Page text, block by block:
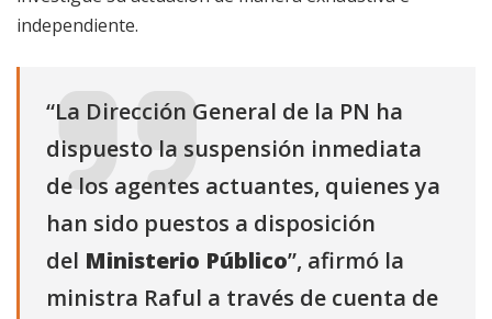
independiente.
“La Dirección General de la PN ha
dispuesto la suspensión inmediata
de los agentes actuantes, quienes ya
han sido puestos a disposición
del Ministerio Público”, afirmó la
ministra Raful a través de cuenta de